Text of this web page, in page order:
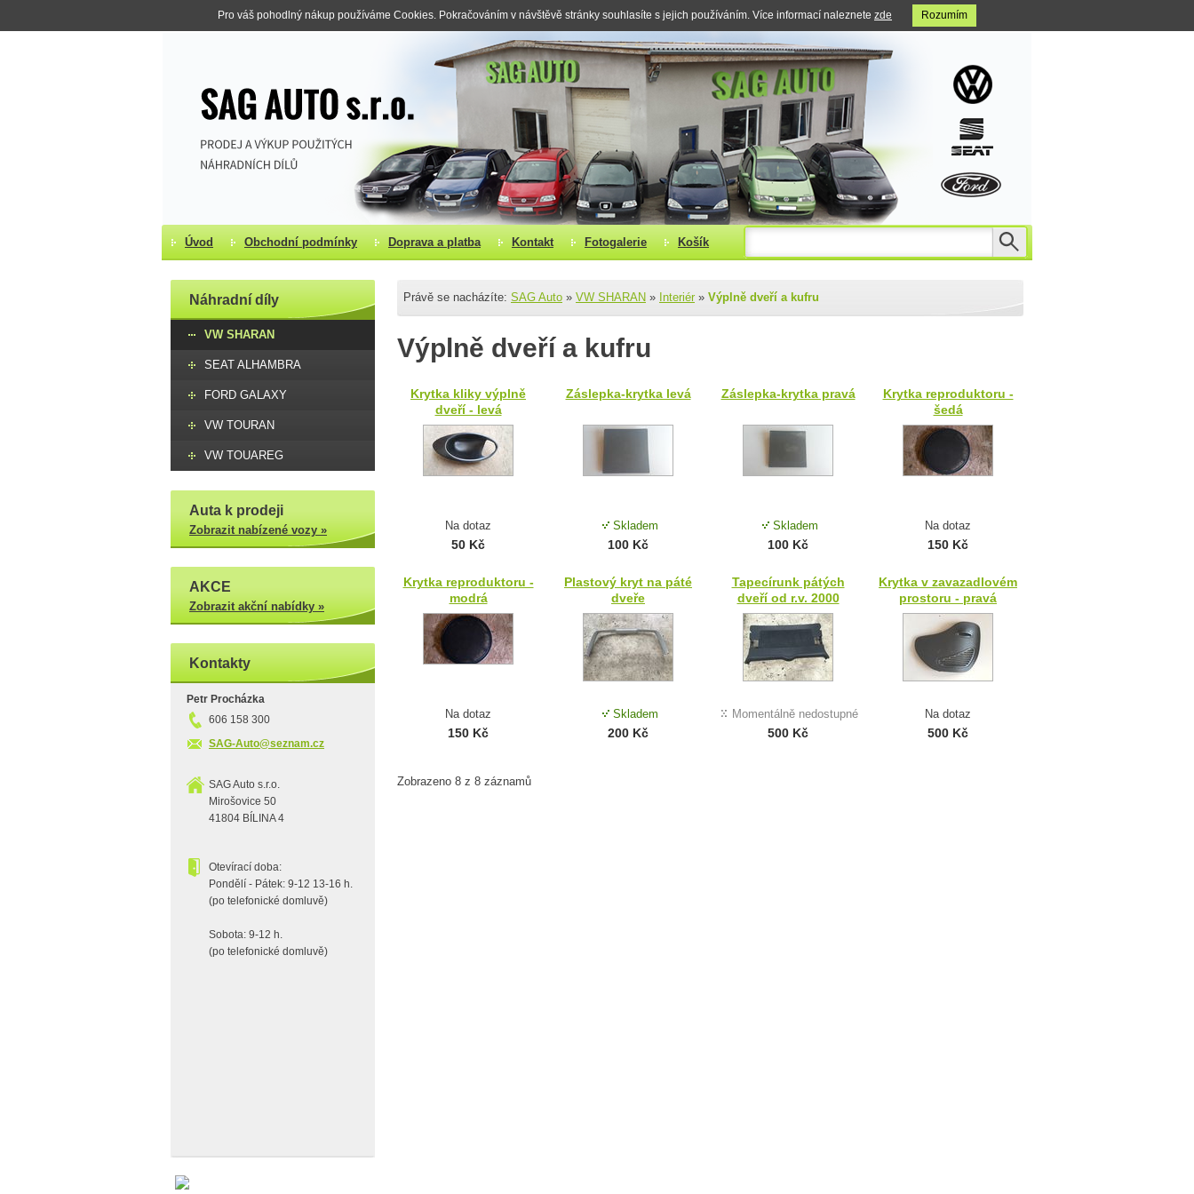
Pro váš pohodlný nákup používáme Cookies. Pokračováním v návštěvě stránky souhlasíte s jejich používáním. Více informací naleznete zde Rozumím
Úvod Obchodní podmínky Doprava a platba Kontakt Fotogalerie Košík
Náhradní díly
VW SHARAN
SEAT ALHAMBRA
FORD GALAXY
VW TOURAN
VW TOUAREG
Auta k prodeji
Zobrazit nabízené vozy »
AKCE
Zobrazit akční nabídky »
Kontakty
Petr Procházka
606 158 300
SAG-Auto@seznam.cz
SAG Auto s.r.o.
Mirošovice 50
41804 BÍLINA 4
Otevírací doba:
Pondělí - Pátek: 9-12 13-16 h.
(po telefonické domluvě)
Sobota: 9-12 h.
(po telefonické domluvě)
Právě se nacházíte: SAG Auto » VW SHARAN » Interiér » Výplně dveří a kufru
Výplně dveří a kufru
Krytka kliky výplně
dveří - levá
Na dotaz
50 Kč
Záslepka-krytka levá
Skladem
100 Kč
Záslepka-krytka pravá
Skladem
100 Kč
Krytka reproduktoru -
šedá
Na dotaz
150 Kč
Krytka reproduktoru -
modrá
Na dotaz
150 Kč
Plastový kryt na páté
dveře
Skladem
200 Kč
Tapecírunk pátých
dveří od r.v. 2000
Momentálně nedostupné
500 Kč
Krytka v zavazadlovém
prostoru - pravá
Na dotaz
500 Kč
Zobrazeno 8 z 8 záznamů